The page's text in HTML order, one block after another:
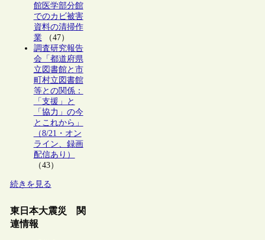
館医学部分館
でのカビ被害
資料の清掃作
業（47）
調査研究報告
会「都道府県
立図書館と市
町村立図書館
等との関係：
「支援」と
「協力」の今
とこれから」
（8/21・オン
ライン、録画
配信あり）
（43）
続きを見る
東日本大震災 関
連情報